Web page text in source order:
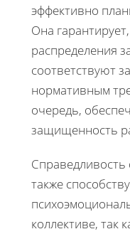
эффективно
Она
распределения
соответствуют
нормативным
очередь,
защищенность
Справедливость
также
коллективе, так